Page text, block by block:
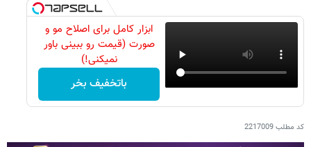
ابزار کامل برای اصلاح مو و
صورت (قیمت رو ببینی باور
نمیکنی!)
باتخفیف بخر
کد مطلب2217009